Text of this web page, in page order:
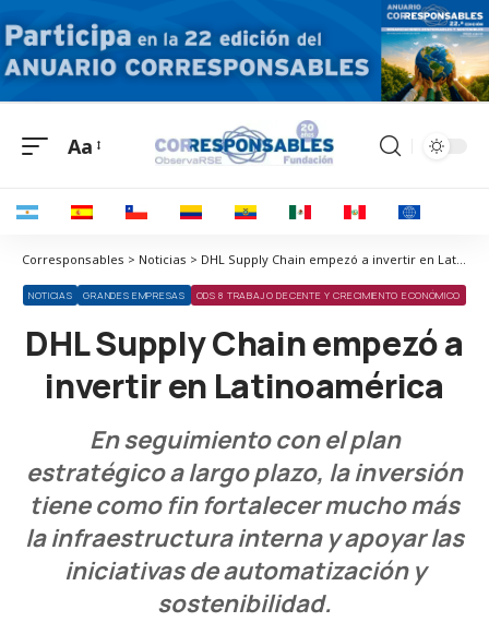
Aa
Corresponsables > Noticias > DHL Supply Chain empezó a invertir en Latinoamérica
NOTICIAS GRANDES EMPRESAS ODS 8 TRABAJO DECENTE Y CRECIMIENTO ECONÓMICO
DHL Supply Chain empezó a
invertir en Latinoamérica
En seguimiento con el plan
estratégico a largo plazo, la inversión
tiene como fin fortalecer mucho más
la infraestructura interna y apoyar las
iniciativas de automatización y
sostenibilidad.